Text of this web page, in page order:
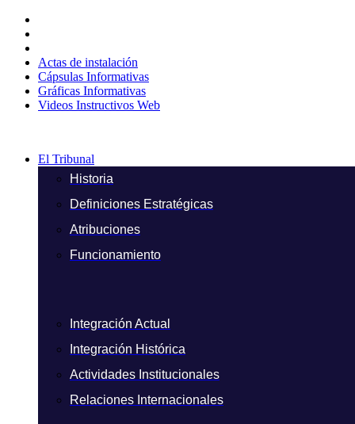
contenido
Actas de instalación
Cápsulas Informativas
Gráficas Informativas
Videos Instructivos Web
El Tribunal
Historia
Definiciones Estratégicas
Atribuciones
Funcionamiento
Integración Actual
Integración Histórica
Actividades Institucionales
Relaciones Internacionales